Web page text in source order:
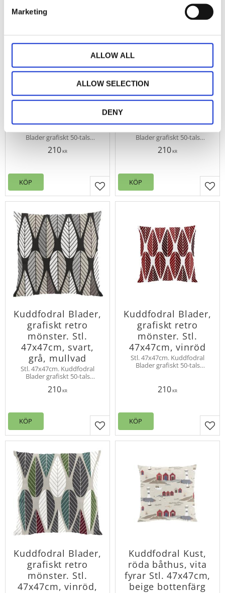
Marketing
ALLOW ALL
ALLOW SELECTION
DENY
Kuddfodral Blader,
grafiskt retro
mönster. Stl.
Blader grafiskt 50-tals
av Louise Videlyck. Dragkedja
210KR
Lägg till i favoriter
KÖP
Kuddfodral Blader,
grafiskt retro
mönster. Stl.
Blader grafiskt 50-tals
av Louise Videlyck. Dragkedja
210KR
KÖP
Kuddfodral Blader,
grafiskt retro
mönster. Stl.
47x47cm, svart,
grå, mullvad
Stl. 47x47cm. Kuddfodral
Blader grafiskt 50-tals
av Louise Videlyck. Dragkedja
210KR
Lägg till i favoriter
KÖP
Kuddfodral Blader,
grafiskt retro
mönster. Stl.
47x47cm, vinröd
Stl. 47x47cm. Kuddfodral
Blader grafiskt 50-tals
i nederkanten.
210KR
KÖP
Kuddfodral Blader,
grafiskt retro
mönster. Stl.
47x47cm, vinröd,
Kuddfodral Kust,
röda båthus, vita
fyrar Stl. 47x47cm,
beige bottenfärg